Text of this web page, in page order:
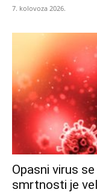
7. kolovoza 2026.
Opasni virus
smrtnosti je